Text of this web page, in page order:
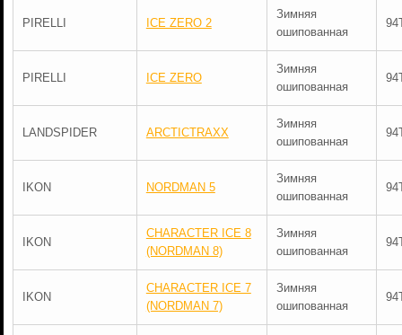
PIRELLI ICE ZERO 2
Зимняя
ошипованная
PIRELLI ICE ZERO
Зимняя
ошипованная
LANDSPIDER ARCTICTRAXX
Зимняя
ошипованная
IKON NORDMAN 5
Зимняя
ошипованная
IKON
CHARACTER ICE 8
(NORDMAN 8)
Зимняя
ошипованная
IKON
CHARACTER ICE 7
(NORDMAN 7)
Зимняя
ошипованная